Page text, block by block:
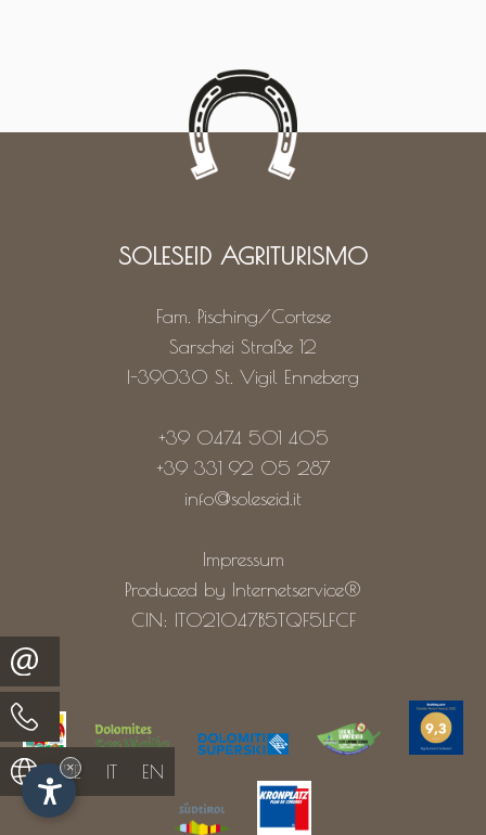
DE IT EN
SOLESEID AGRITURISMO
Fam. Pisching/Cortese
Sarschei Straße 12
I-39030 St. Vigil Enneberg
+39 0474 501 405
+39 331 92 05 287
info@soleseid.it
Impressum
Produced by Internetservice®
CIN: IT021047B5TQF5LFCF
×